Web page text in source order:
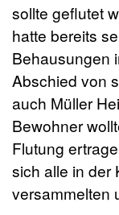
sollte geflutet
hatte bereits
Behausungen
Abschied von
auch Müller
Bewohner
Flutung
sich alle in der
versammelten